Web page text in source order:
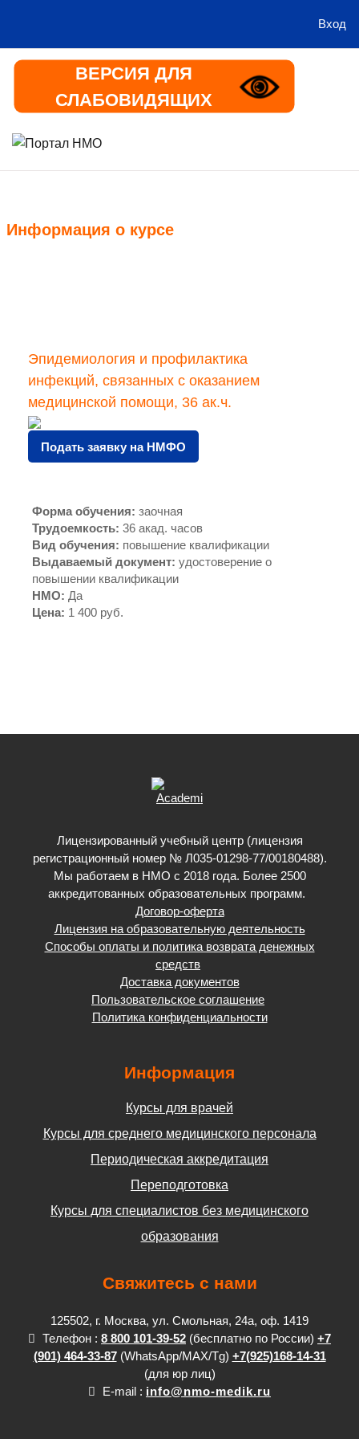
ВЕРСИЯ ДЛЯ
СЛАБОВИДЯЩИХ
Вход
Информация о курсе
Эпидемиология и профилактика
инфекций, связанных с оказанием
медицинской помощи, 36 ак.ч.
Подать заявку на НМФО
Форма обучения: заочная
Трудоемкость: 36 акад. часов
Вид обучения: повышение квалификации
Выдаваемый документ: удостоверение о
повышении квалификации
НМО: Да
Цена: 1 400 руб.
Лицензированный учебный центр (лицензия
регистрационный номер № Л035-01298-77/00180488).
Мы работаем в НМО с 2018 года. Более 2500
аккредитованных образовательных программ.
Договор-оферта
Лицензия на образовательную деятельность
Способы оплаты и политика возврата денежных
средств
Доставка документов
Пользовательское соглашение
Политика конфиденциальности
Информация
Курсы для врачей
Курсы для среднего медицинского персонала
Периодическая аккредитация
Переподготовка
Курсы для специалистов без медицинского
образования
Свяжитесь с нами
125502, г. Москва, ул. Смольная, 24а, оф. 1419
Телефон : 8 800 101-39-52 (бесплатно по России) +7
(901) 464-33-87(WhatsApp/MAX/Tg) +7(925)168-14-31
(для юр лиц)
E-mail : info@nmo-medik.ru